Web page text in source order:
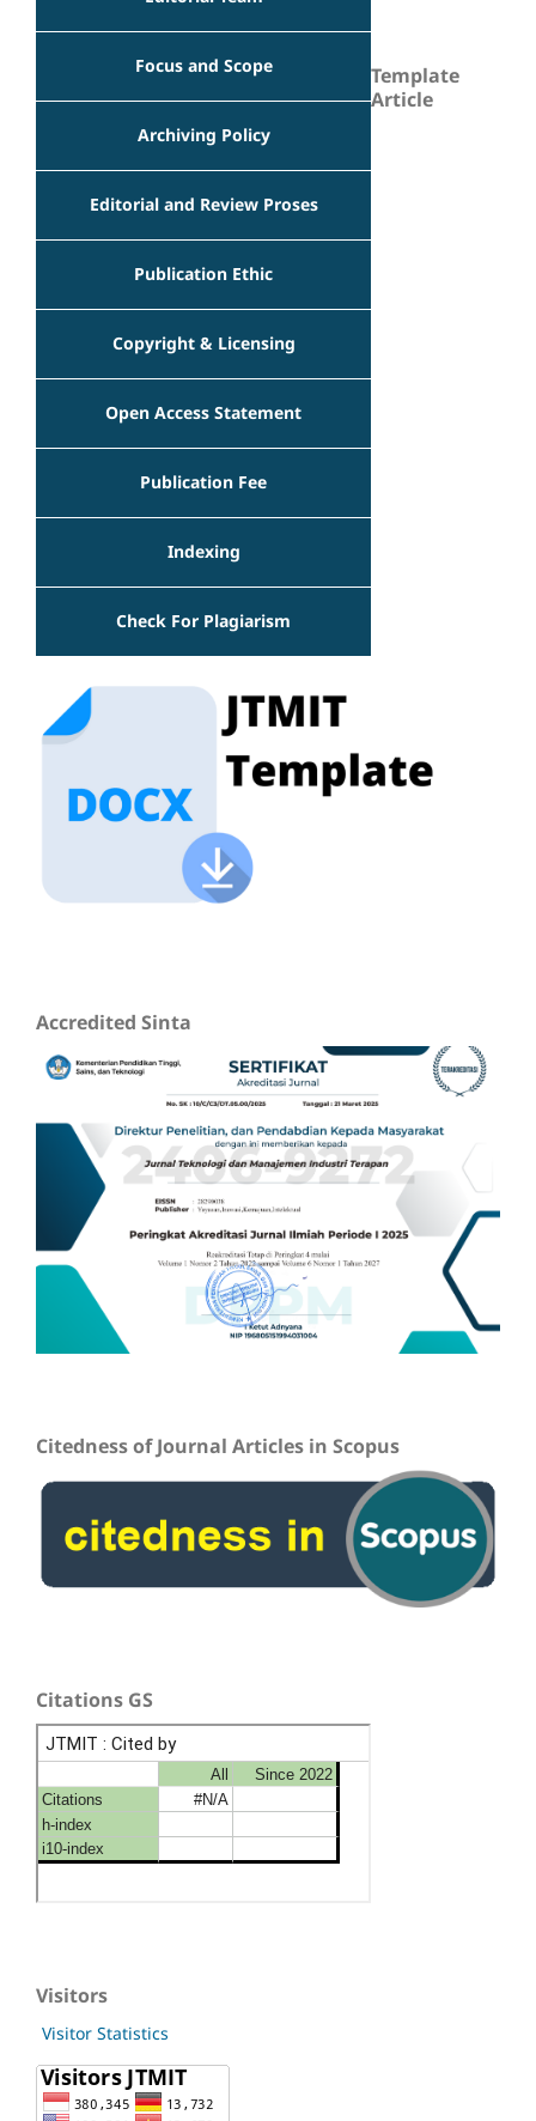
Focus and Scope
Archiving Policy
Editorial and Review Proses
Publication Ethic
Copyright & Licensing
Open Access Statement
Publication Fee
Indexing
Check For Plagiarism
Template
Article
Accredited Sinta
Citedness of Journal Articles in Scopus
Citations GS
Visitors
Visitor Statistics